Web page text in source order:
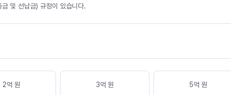
및 선납금) 규정이 있습니다.
2억 원 3억 원 5억 원